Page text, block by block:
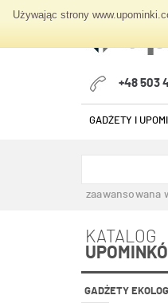
Używając strony
+48 503
GADŻETY I
zaawansowana
KATALOG
GADŻETY